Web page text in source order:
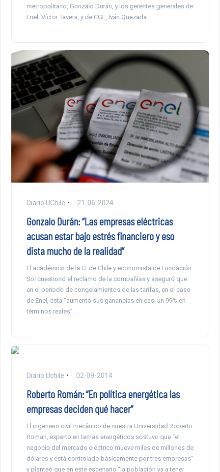
metropolitano, Gonzalo Durán, y los gerentes generales de
Enel, Víctor Tavera, y de CGE, Iván Quezada.
Diario UChile 21-06-2024
Gonzalo Durán: “Las empresas eléctricas
acusan estar bajo estrés financiero y eso
dista mucho de la realidad”
El académico de la U. de Chile y economista de Fundación
Sol cuestionó el reclamo de la compañías y aseguró que
en el periodo de congelamientos de las tarifas, en el caso
de Enel, ésta “aumentó sus ganancias en casi un 99% en
términos reales”.
Diario Uchile 02-09-2014
Roberto Román: “En política energética las
empresas deciden qué hacer”
El ingeniero civil mecánico de nuestra Universidad Roberto
Román, experto en temas energéticos sostuvo que “el
negocio del mercado eléctrico mueve miles de millones de
dólares y está controlado básicamente por tres empresas”
y planteó que en este escenario “la población va a tener